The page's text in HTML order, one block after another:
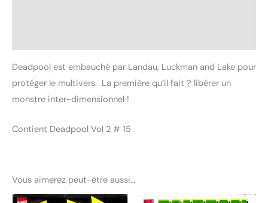
Deadpool est embauché par Landau, Luckman and Lake pour
protéger le multivers. La première qu’il fait ? libérer un
monstre inter-dimensionnel !
Contient Deadpool Vol 2 # 15
Vous aimerez peut-être aussi…